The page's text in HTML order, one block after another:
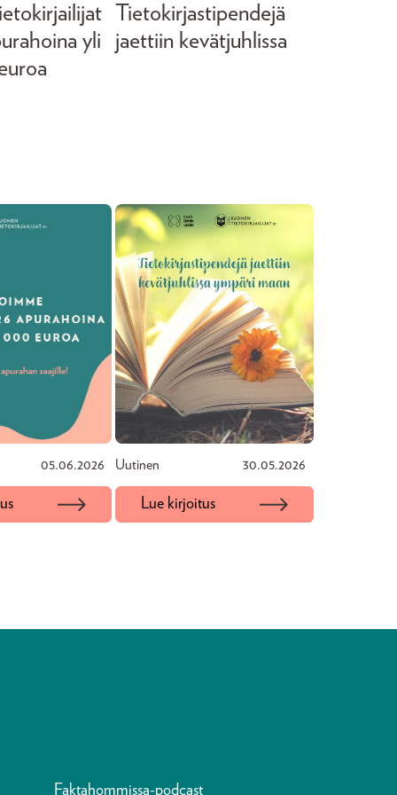
yli
05.06.2026
Tietokirjastipendejä
jaettiin kevätjuhlissa
Uutinen 30.05.2026
Lue kirjoitus
Faktahommissa-podcast